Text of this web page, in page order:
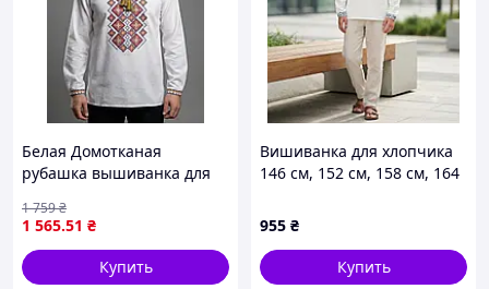
Белая Домотканая
рубашка вышиванка для
вышивка Family Look 146
152 158 164 170 176 164,
Белый с оранжевой
1 565.51 ₴
1 759₴
Купить
Вишиванка для хлопчика
146 см, 152 см, 158 см, 164
955 ₴
Купить